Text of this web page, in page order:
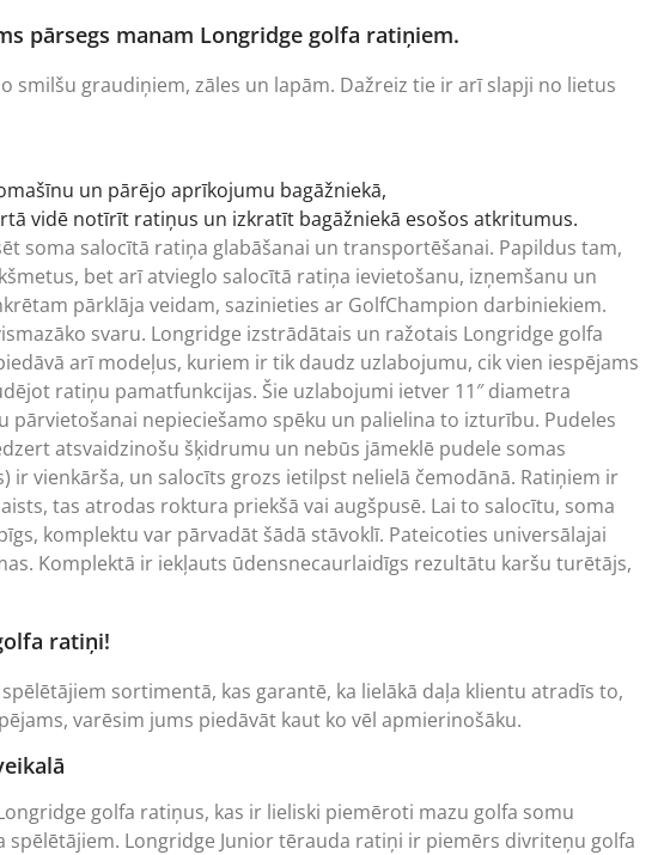
pārsegs manam Longridge golfa ratiņiem.
graudiņiem, zāles un lapām. Dažreiz tie ir arī slapji no lietus
un pārējo aprīkojumu bagāžniekā,
vidē notīrīt ratiņus un izkratīt bagāžniekā esošos atkritumus.
soma salocītā ratiņa glabāšanai un transportēšanai. Papildus tam,
bet arī atvieglo salocītā ratiņa ievietošanu, izņemšanu un
pārklāja veidam, sazinieties ar GolfChampion darbiniekiem.
svaru. Longridge izstrādātais un ražotais Longridge golfa
arī modeļus, kuriem ir tik daudz uzlabojumu, cik vien iespējams
ratiņu pamatfunkcijas. Šie uzlabojumi ietver 11″ diametra
nepieciešamo spēku un palielina to izturību. Pudeles
atsvaidzinošu šķidrumu un nebūs jāmeklē pudele somas
ir vienkārša, un salocīts grozs ietilpst nelielā čemodānā. Ratiņiem ir
tas atrodas roktura priekšā vai augšpusē. Lai to salocītu, soma
komplektu var pārvadāt šādā stāvoklī. Pateicoties universālajai
Komplektā ir iekļauts ūdensnecaurlaidīgs rezultātu karšu turētājs,
ratiņi!
sortimentā, kas garantē, ka lielākā daļa klientu atradīs to,
varēsim jums piedāvāt kaut ko vēl apmierinošāku.
golfa ratiņus, kas ir lieliski piemēroti mazu golfa somu
Longridge Junior tērauda ratiņi ir piemērs divriteņu golfa